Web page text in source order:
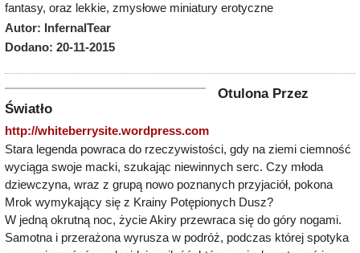
fantasy, oraz lekkie, zmysłowe miniatury erotyczne
Autor: InfernalTear
Dodano: 20-11-2015
Otulona Przez
Światło
http://whiteberrysite.wordpress.com
Stara legenda powraca do rzeczywistości, gdy na ziemi ciemność
wyciąga swoje macki, szukając niewinnych serc. Czy młoda
dziewczyna, wraz z grupą nowo poznanych przyjaciół, pokona
Mrok wymykający się z Krainy Potępionych Dusz?
W jedną okrutną noc, życie Akiry przewraca się do góry nogami.
Samotna i przerażona wyrusza w podróż, podczas której spotyka